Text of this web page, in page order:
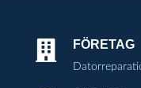
 FÖRETAG